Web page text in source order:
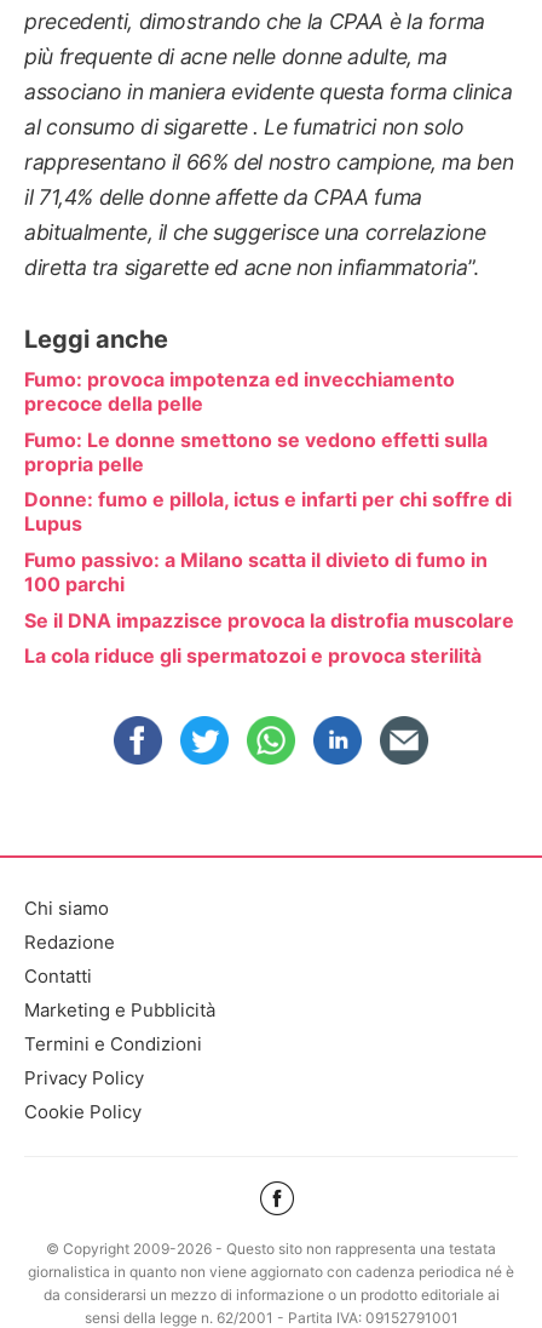
precedenti, dimostrando che la CPAA è la forma
più frequente di acne nelle donne adulte, ma
associano in maniera evidente questa forma clinica
al consumo di sigarette . Le fumatrici non solo
rappresentano il 66% del nostro campione, ma ben
il 71,4% delle donne affette da CPAA fuma
abitualmente, il che suggerisce una correlazione
diretta tra sigarette ed acne non infiammatoria”.
Leggi anche
Fumo: provoca impotenza ed invecchiamento
precoce della pelle
Fumo: Le donne smettono se vedono effetti sulla
propria pelle
Donne: fumo e pillola, ictus e infarti per chi soffre di
Lupus
Fumo passivo: a Milano scatta il divieto di fumo in
100 parchi
Se il DNA impazzisce provoca la distrofia muscolare
La cola riduce gli spermatozoi e provoca sterilità
Chi siamo
Redazione
Contatti
Marketing e Pubblicità
Termini e Condizioni
Privacy Policy
Cookie Policy
© Copyright 2009-2026 - Questo sito non rappresenta una testata
giornalistica in quanto non viene aggiornato con cadenza periodica né è
da considerarsi un mezzo di informazione o un prodotto editoriale ai
sensi della legge n. 62/2001 - Partita IVA: 09152791001